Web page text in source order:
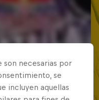
son necesarias por
se
incluyen aquellas